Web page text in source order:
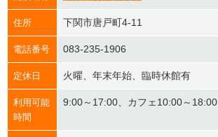
住所 下関市唐戸町4-11
電話番号 083-235-1906
定休日 火曜、年末年始、臨時休館有
利用可能
時間
9:00～17:00、カフェ10:00～18:00